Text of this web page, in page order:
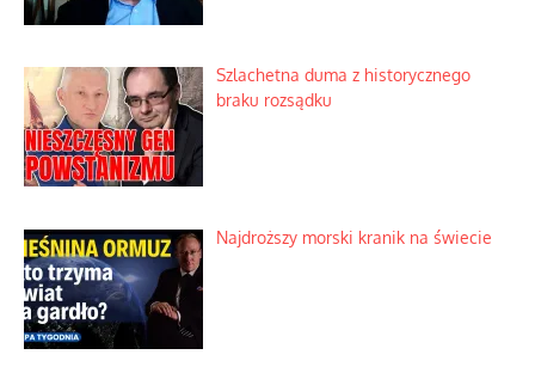
Szlachetna duma z historycznego
braku rozsądku
Najdroższy morski kranik na świecie